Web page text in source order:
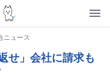
ニュース
せ」会社に請求も